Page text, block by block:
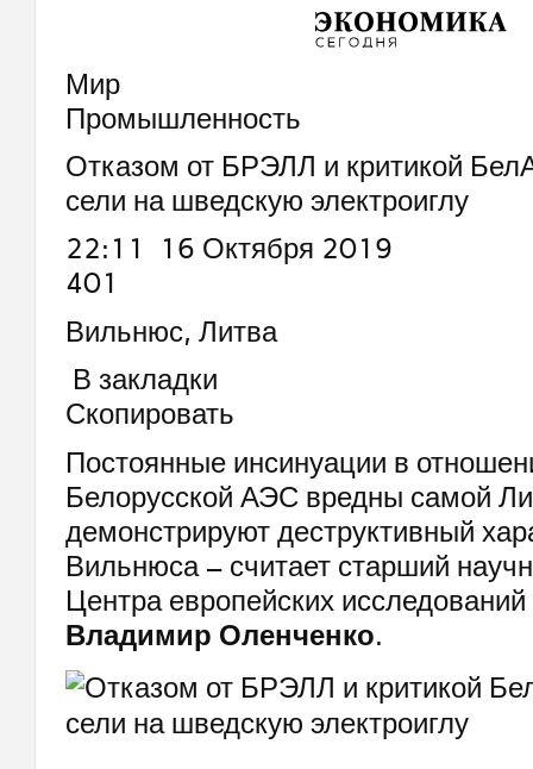
Мир
Промышленность
Отказом от БРЭЛЛ и критикой
сели на шведскую электроиглу
22:11 16 Октября 2019
401
Вильнюс, Литва
В закладки
Скопировать
Постоянные инсинуации в
Белорусской АЭС вредны самой
демонстрируют деструктивный
Вильнюса – считает старший
Центра европейских
Владимир Оленченко.